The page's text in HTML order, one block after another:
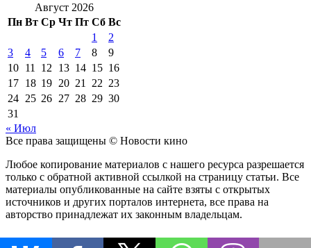
Август 2026
Пн Вт Ср Чт Пт Сб Вс
1
2
3
4 5 6 7 8
9
10 11 12 13 14 15 16
17 18 19 20 21 22 23
24 25 26 27 28 29 30
31
« Июл
Все права защищены © Новости кино
Любое копирование материалов с нашего ресурса разрешается
только с обратной активной ссылкой на страницу статьи. Все
материалы опубликованные на сайте взяты с открытых
источников и других порталов интернета, все права на
авторство принадлежат их законным владельцам.